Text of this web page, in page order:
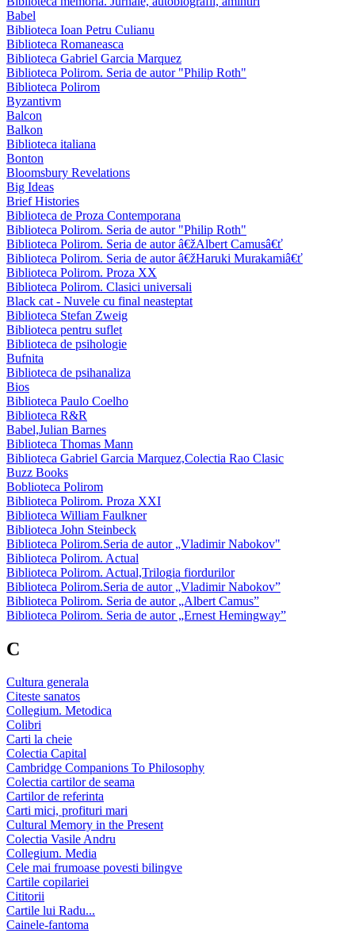
Babel
Biblioteca Ioan Petru Culianu
Biblioteca Romaneasca
Biblioteca Gabriel Garcia Marquez
Biblioteca Polirom. Seria de autor "Philip Roth"
Biblioteca Polirom
Byzantivm
Balcon
Balkon
Biblioteca italiana
Bonton
Bloomsbury Revelations
Big Ideas
Brief Histories
Biblioteca de Proza Contemporana
Biblioteca Polirom. Seria de autor "Philip Roth"
Biblioteca Polirom. Seria de autor â€žAlbert Camusâ€ť
Biblioteca Polirom. Seria de autor â€žHaruki Murakamiâ€ť
Biblioteca Polirom. Proza XX
Biblioteca Polirom. Clasici universali
Black cat - Nuvele cu final neasteptat
Biblioteca Stefan Zweig
Biblioteca pentru suflet
Biblioteca de psihologie
Bufnita
Biblioteca de psihanaliza
Bios
Biblioteca Paulo Coelho
Biblioteca R&R
Babel,Julian Barnes
Biblioteca Thomas Mann
Biblioteca Gabriel Garcia Marquez,Colectia Rao Clasic
Buzz Books
Boblioteca Polirom
Biblioteca Polirom. Proza XXI
Biblioteca William Faulkner
Biblioteca John Steinbeck
Biblioteca Polirom.Seria de autor „Vladimir Nabokov"
Biblioteca Polirom. Actual
Biblioteca Polirom. Actual,Trilogia fiordurilor
Biblioteca Polirom.Seria de autor „Vladimir Nabokov”
Biblioteca Polirom. Seria de autor „Albert Camus”
Biblioteca Polirom. Seria de autor „Ernest Hemingway”
C
Cultura generala
Citeste sanatos
Collegium. Metodica
Colibri
Carti la cheie
Colectia Capital
Cambridge Companions To Philosophy
Colectia cartilor de seama
Cartilor de referinta
Carti mici, profituri mari
Cultural Memory in the Present
Colectia Vasile Andru
Collegium. Media
Cele mai frumoase povesti bilingve
Cartile copilariei
Cititorii
Cartile lui Radu...
Cainele-fantoma